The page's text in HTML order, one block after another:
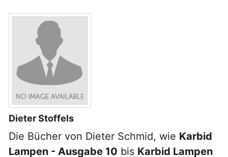
Dieter Stoffels
Die Bücher von Dieter Schmid, wie Karbid
Lampen - Ausgabe 10 bis Karbid Lampen